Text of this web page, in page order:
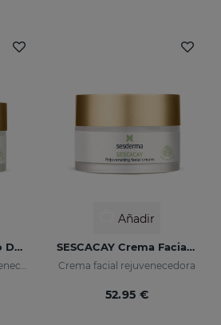
SESCACAY Contorno De Ojos Rejuvenecedor
Añadir
SESCACAY Crema Facial Rejuvenecedora
Crema facial rejuvenecedora
52.95 €